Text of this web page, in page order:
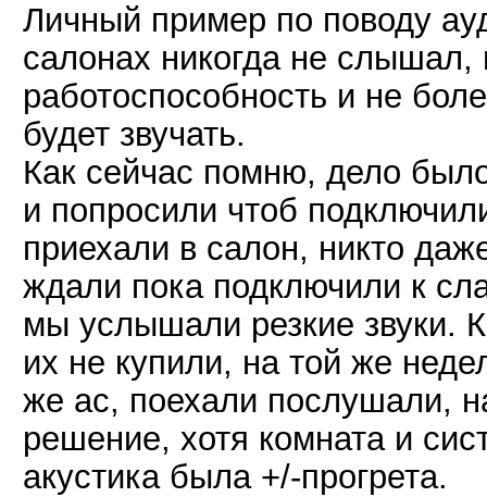
Личный пример по поводу
салонах никогда не слышал,
работоспособность и не
будет звучать.
Как сейчас помню, дело
и попросили чтоб
приехали в салон, никто
ждали пока подключили к
мы услышали резкие звуки.
их не купили, на той же
же ас, поехали послушали,
решение, хотя комната и
акустика была +/-прогрета.